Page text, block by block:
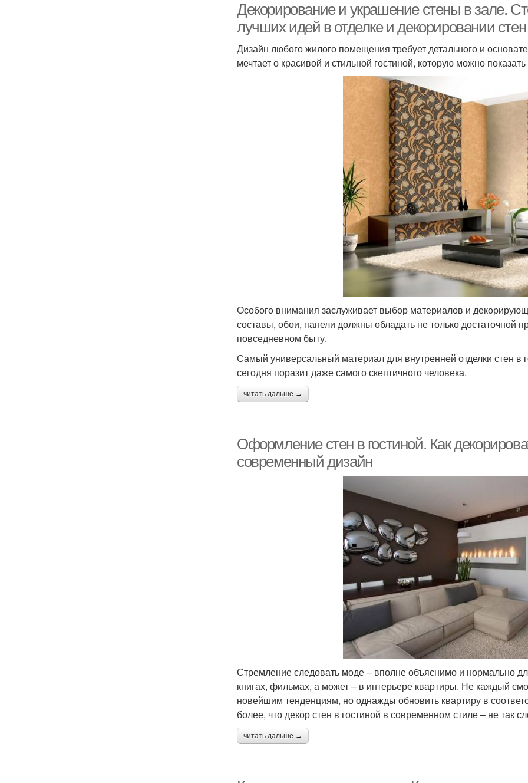
Декорирование и украшение стены в зале.
лучших идей в отделке и декорировании стен
Дизайн любого жилого помещения требует детального и
мечтает о красивой и стильной гостиной, которую можно
Особого внимания заслуживает выбор материалов и
составы, обои, панели должны обладать не только достаточной
повседневном быту.
Самый универсальный материал для внутренней отделки стен в
сегодня поразит даже самого скептичного человека.
читать дальше →
Оформление стен в гостиной. Как
современный дизайн
Стремление следовать моде – вполне объяснимо и нормально
книгах, фильмах, а может – в интерьере квартиры. Не каждый
новейшим тенденциям, но однажды обновить квартиру в
более, что декор стен в гостиной в современном стиле – не так
читать дальше →